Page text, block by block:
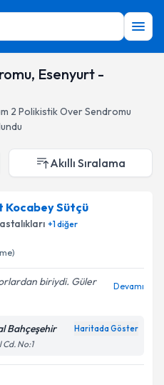
Esenyurt -
2 Polikistik Over Sendromu
Akıllı Sıralama
Kocabey Sütçü
+1diğer
biriydi. Güler
Devamı
Bahçeşehir Haritada Göster
Cd. No:1